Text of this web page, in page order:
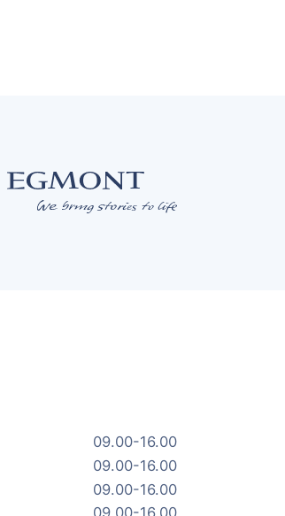
09.00-16.00
09.00-16.00
09.00-16.00